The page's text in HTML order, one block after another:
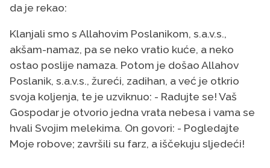
da je rekao:
Klanjali smo s Allahovim Poslanikom, s.a.v.s.,
akšam-namaz, pa se neko vratio kuće, a neko
ostao poslije namaza. Potom je došao Allahov
Poslanik, s.a.v.s., žureći, zadihan, a već je otkrio
svoja koljenja, te je uzviknuo: - Radujte se! Vaš
Gospodar je otvorio jedna vrata nebesa i vama se
hvali Svojim melekima. On govori: - Pogledajte
Moje robove; završili su farz, a iščekuju sljedeći!